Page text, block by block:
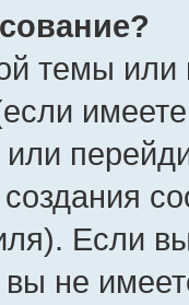
темы или
или
Если
не